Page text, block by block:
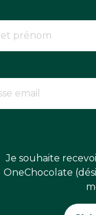
Je souhaite
OneChocolate